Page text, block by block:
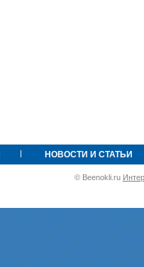
НОВОСТИ И СТАТЬИ
© Beenokli.ru